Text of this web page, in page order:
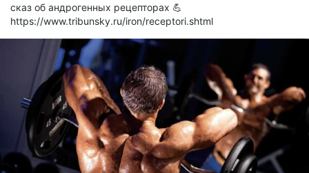
сказ об андрогенных рецепторах 💪
https://www.tribunsky.ru/iron/receptori.shtml